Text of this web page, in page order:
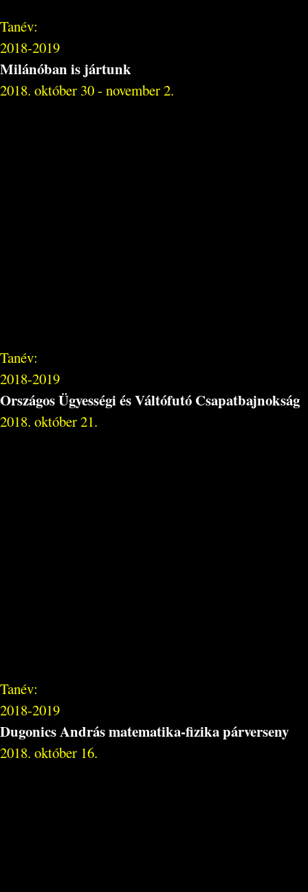
Tanév:
2018-2019
Milánóban is jártunk
2018. október 30 - november 2.
Tanév:
2018-2019
Országos Ügyességi és Váltófutó Csapatbajnokság
2018. október 21.
Tanév:
2018-2019
Dugonics András matematika-fizika párverseny
2018. október 16.